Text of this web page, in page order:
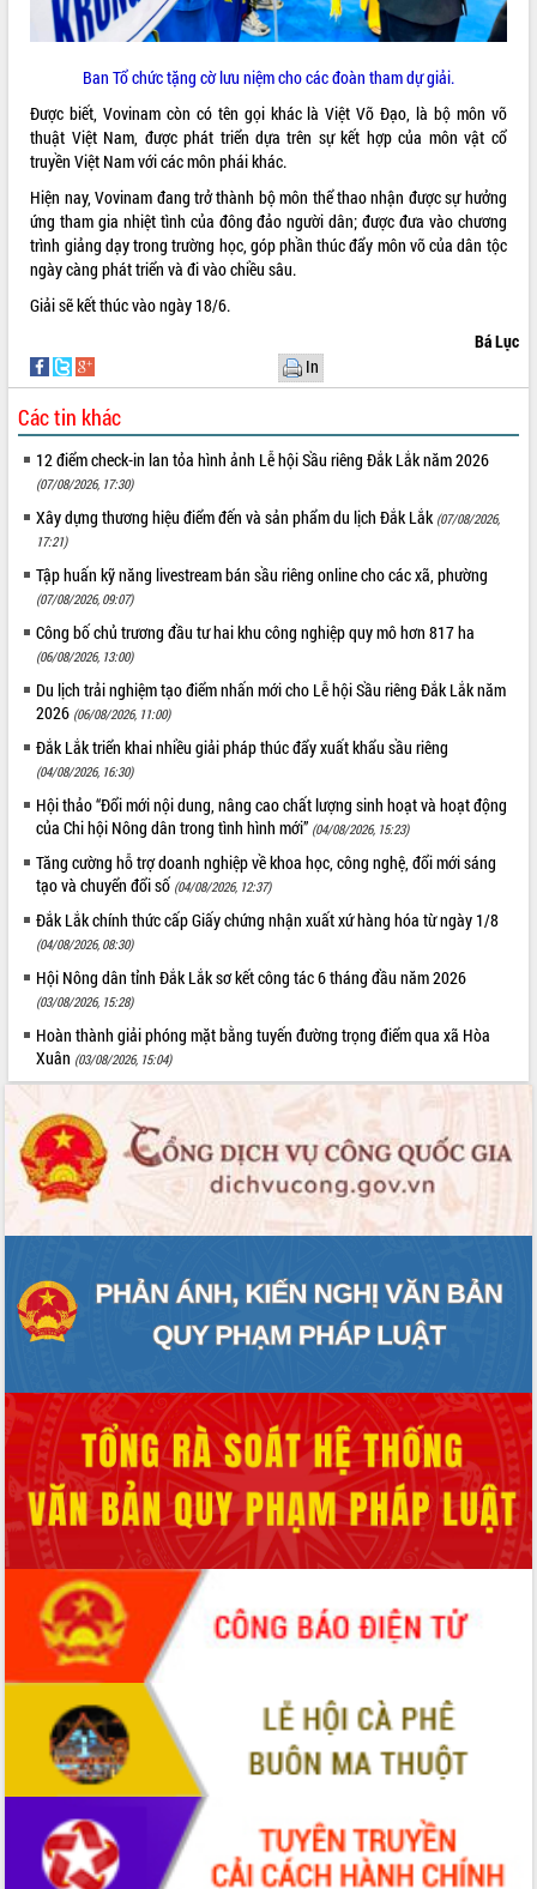
LIÊN KẾT WEB
THỐNG KÊ TRUY CẬP
Hôm nay: 21166
Tất cả: 66106834
Ban Tổ chức tặng cờ lưu niệm cho các đoàn tham dự giải.
Được biết, Vovinam còn có tên gọi khác là Việt Võ Đạo, là bộ môn võ
thuật Việt Nam, được phát triển dựa trên sự kết hợp của môn vật cổ
truyền Việt Nam với các môn phái khác.
Hiện nay, Vovinam đang trở thành bộ môn thể thao nhận được sự hưởng
ứng tham gia nhiệt tình của đông đảo người dân; được đưa vào chương
trình giảng dạy trong trường học, góp phần thúc đẩy môn võ của dân tộc
ngày càng phát triển và đi vào chiều sâu.
Giải sẽ kết thúc vào ngày 18/6.
Bá Lục
In
Các tin khác
12 điểm check-in lan tỏa hình ảnh Lễ hội Sầu riêng Đắk Lắk năm 2026
(07/08/2026, 17:30)
Xây dựng thương hiệu điểm đến và sản phẩm du lịch Đắk Lắk (07/08/2026,
17:21)
Tập huấn kỹ năng livestream bán sầu riêng online cho các xã, phường
(07/08/2026, 09:07)
Công bố chủ trương đầu tư hai khu công nghiệp quy mô hơn 817 ha
(06/08/2026, 13:00)
Du lịch trải nghiệm tạo điểm nhấn mới cho Lễ hội Sầu riêng Đắk Lắk năm
2026 (06/08/2026, 11:00)
Đắk Lắk triển khai nhiều giải pháp thúc đẩy xuất khẩu sầu riêng
(04/08/2026, 16:30)
Hội thảo “Đổi mới nội dung, nâng cao chất lượng sinh hoạt và hoạt động
của Chi hội Nông dân trong tình hình mới” (04/08/2026, 15:23)
Tăng cường hỗ trợ doanh nghiệp về khoa học, công nghệ, đổi mới sáng
tạo và chuyển đổi số (04/08/2026, 12:37)
Đắk Lắk chính thức cấp Giấy chứng nhận xuất xứ hàng hóa từ ngày 1/8
(04/08/2026, 08:30)
Hội Nông dân tỉnh Đắk Lắk sơ kết công tác 6 tháng đầu năm 2026
(03/08/2026, 15:28)
Hoàn thành giải phóng mặt bằng tuyến đường trọng điểm qua xã Hòa
Xuân (03/08/2026, 15:04)